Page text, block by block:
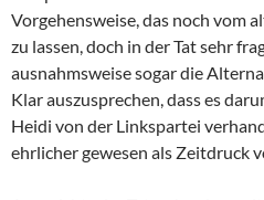
Vorgehensweise, das noch vom
zu lassen, doch in der Tat sehr
ausnahmsweise sogar die
Klar auszusprechen, dass es
Heidi von der Linkspartei
ehrlicher gewesen als Zeitdruck